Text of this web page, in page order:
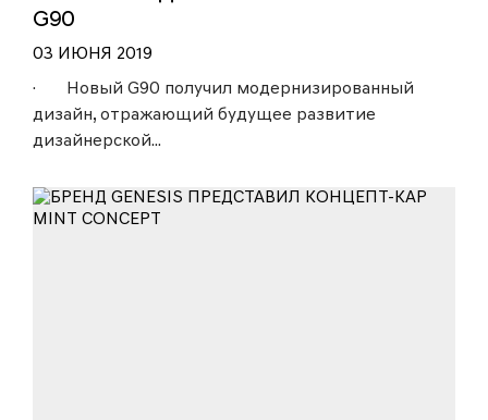
G90
03 ИЮНЯ 2019
· Новый G90 получил модернизированный
дизайн, отражающий будущее развитие
дизайнерской...